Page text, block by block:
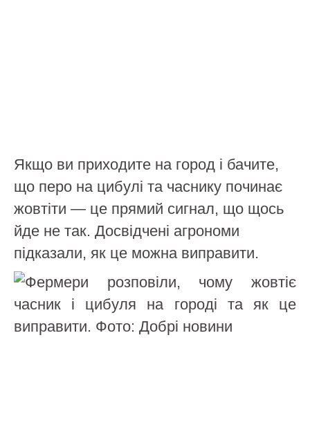
Якщо ви приходите на город і бачите,
що перо на цибулі та часнику починає
жовтіти — це прямий сигнал, що щось
йде не так. Досвідчені агрономи
підказали, як це можна виправити.